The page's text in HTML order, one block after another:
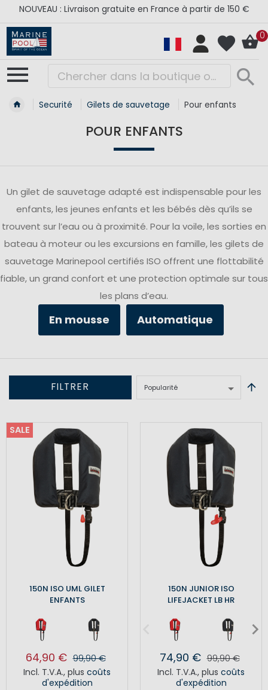
NOUVEAU : Livraison gratuite en France à partir de 150 €
0
Securité Gilets de sauvetage Pour enfants
POUR ENFANTS
Un gilet de sauvetage adapté est indispensable pour les
enfants, les jeunes enfants et les bébés dès qu’ils se
trouvent sur l’eau ou à proximité. Pour la voile, les sorties en
bateau à moteur ou les excursions en famille, les gilets de
sauvetage Marinepool certifiés ISO offrent une flottabilité
fiable, un grand confort et une protection optimale sur tous
les plans d’eau.
En mousse Automatique
FILTRER
SALE
150N ISO UML GILET
ENFANTS
64,90 € 99,90 €
Incl. T.V.A., plus coûts
d'expédition
150N JUNIOR ISO
LIFEJACKET LB HR
74,90 € 99,90 €
Incl. T.V.A., plus coûts
d'expédition